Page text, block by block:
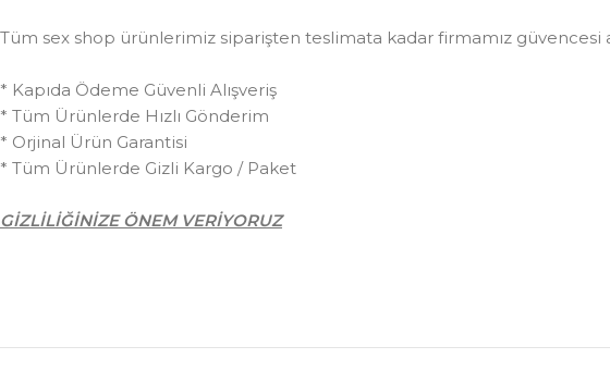
Tüm sex shop ürünlerimiz siparişten teslimata kadar firmamız güvencesi
* Kapıda Ödeme Güvenli Alışveriş
* Tüm Ürünlerde Hızlı Gönderim
* Orjinal Ürün Garantisi
* Tüm Ürünlerde Gizli Kargo / Paket
GİZLİLİĞİNİZE ÖNEM VERİYORUZ